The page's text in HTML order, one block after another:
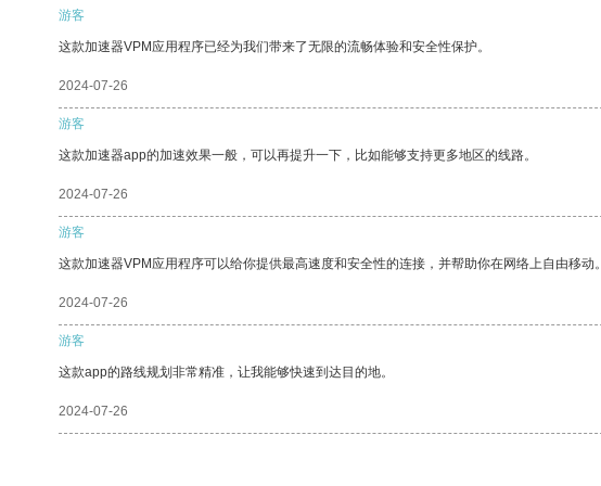
游客
这款加速器VPM应用程序已经为我们带来了无限的流畅体验和安全性保护。
2024-07-26
游客
这款加速器app的加速效果一般，可以再提升一下，比如能够支持更多地区的线路。
2024-07-26
游客
这款加速器VPM应用程序可以给你提供最高速度和安全性的连接，并帮助你在网络上自由移动。
2024-07-26
游客
这款app的路线规划非常精准，让我能够快速到达目的地。
2024-07-26